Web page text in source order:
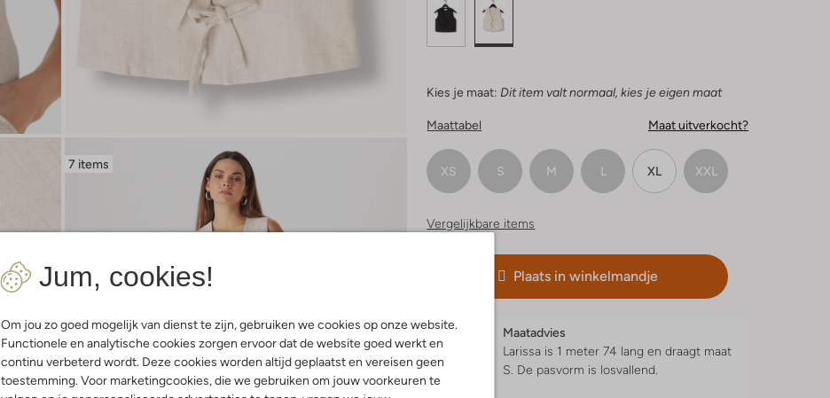
Jum, cookies!
Om jou zo goed mogelijk van dienst te zijn, gebruiken we cookies op onze website.
Functionele en analytische cookies zorgen ervoor dat de website goed werkt en
continu verbeterd wordt. Deze cookies worden altijd geplaatst en vereisen geen
toestemming. Voor marketingcookies, die we gebruiken om jouw voorkeuren te
7 items
Kies je maat: Dit item valt normaal, kies je eigen maat
Maattabel Maat uitverkocht?
XS S M L XL XXL
Vergelijkbare items
Plaats in winkelmandje
Maatadvies
Larissa is 1 meter 74 lang en draagt maat
S. De pasvorm is losvallend.